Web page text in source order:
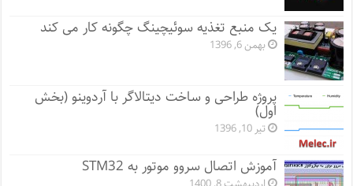
یک منبع تغذیه سوئیچینگ چگونه کار می کند
بهمن 6, 1396
پروژه طراحی و ساخت دیتالاگر با آردوینو (بخش
اول)
تیر 10, 1396
آموزش اتصال سروو موتور به STM32